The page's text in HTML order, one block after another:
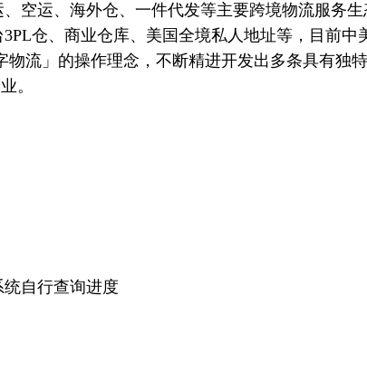
空运、海外仓、一件代发等主要跨境物流服务
仓、商业仓库、美国全境私人地址等，目前
流」的操作理念，不断精进开发出多条具有独
。
自行查询进度